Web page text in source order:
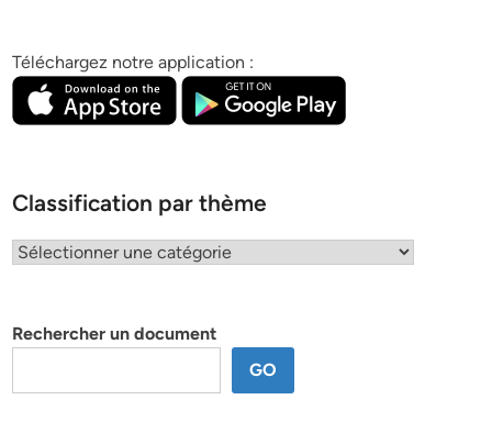
Téléchargez notre application :
Classification par thème
Classification
Rechercher un document
GO